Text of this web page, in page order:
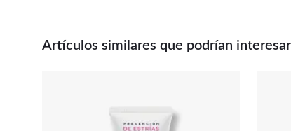
Artículos similares que podrían